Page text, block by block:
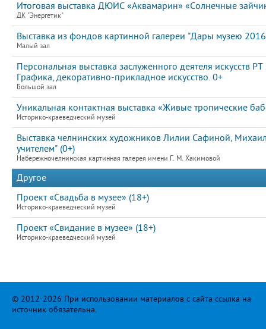
Итоговая выставка ДЮИС «Аквамарин» «Солнечные
ДК "Энергетик"
Выставка из фондов картинной галереи "Дары музею
Малый зал
Персональная выставка заслуженного деятеля искусств
Графика, декоративно-прикладное искусство. 0+
Большой зал
Уникальная контактная выставка «Живые тропические
Историко-краеведческий музей
Выставка челнинских художников Лилии Сафиной,
учителем" (0+)
Набережночелнинская картинная галерея имени Г. М. Хакимовой
Другое
Проект «Свадьба в музее» (18+)
Историко-краеведческий музей
Проект «Свидание в музее» (18+)
Историко-краеведческий музей
© 2012-2026 При использовании материалов с сайта ссылка на
источник обязательна.